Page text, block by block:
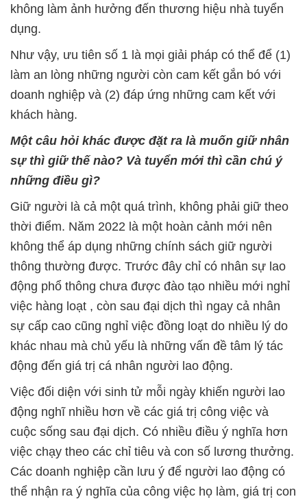
không làm ảnh hưởng đến thương hiệu nhà tuyển
dụng.
Như vậy, ưu tiên số 1 là mọi giải pháp có thể để (1)
làm an lòng những người còn cam kết gắn bó với
doanh nghiệp và (2) đáp ứng những cam kết với
khách hàng.
Một câu hỏi khác được đặt ra là muốn giữ nhân
sự thì giữ thế nào? Và tuyển mới thì cần chú ý
những điều gì?
Giữ người là cả một quá trình, không phải giữ theo
thời điểm. Năm 2022 là một hoàn cảnh mới nên
không thể áp dụng những chính sách giữ người
thông thường được. Trước đây chỉ có nhân sự lao
động phổ thông chưa được đào tạo nhiều mới nghỉ
việc hàng loạt , còn sau đại dịch thì ngay cả nhân
sự cấp cao cũng nghỉ việc đồng loạt do nhiều lý do
khác nhau mà chủ yếu là những vấn đề tâm lý tác
động đến giá trị cá nhân người lao động.
Việc đối diện với sinh tử mỗi ngày khiến người lao
động nghĩ nhiều hơn về các giá trị công việc và
cuộc sống sau đại dịch. Có nhiều điều ý nghĩa hơn
việc chạy theo các chỉ tiêu và con số lương thưởng.
Các doanh nghiệp cần lưu ý để người lao động có
thể nhận ra ý nghĩa của công việc họ làm, giá trị con